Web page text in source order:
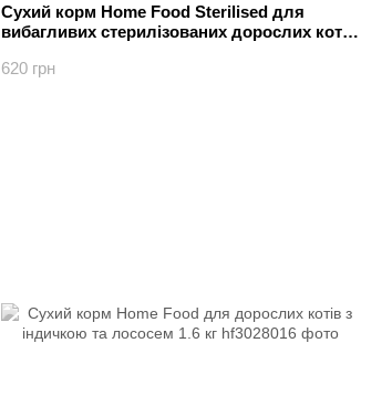
Сухий корм Home Food Sterilised для
вибагливих стерилізованих дорослих котів
620 грн